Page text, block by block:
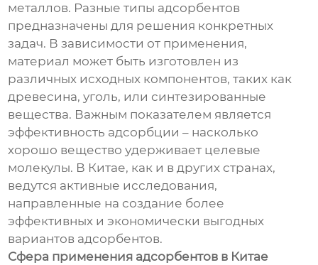
металлов. Разные типы адсорбентов
предназначены для решения конкретных
задач. В зависимости от применения,
материал может быть изготовлен из
различных исходных компонентов, таких как
древесина, уголь, или синтезированные
вещества. Важным показателем является
эффективность адсорбции – насколько
хорошо вещество удерживает целевые
молекулы. В Китае, как и в других странах,
ведутся активные исследования,
направленные на создание более
эффективных и экономически выгодных
вариантов адсорбентов.
Сфера применения адсорбентов в Китае